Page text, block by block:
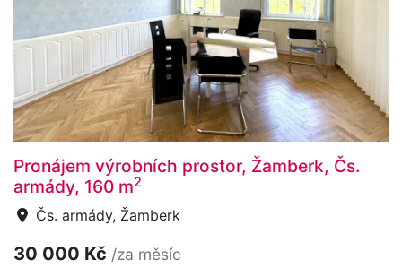
Pronájem výrobních prostor, Žamberk, Čs.
armády, 160 m2
Čs. armády, Žamberk
30 000 Kč /za měsíc